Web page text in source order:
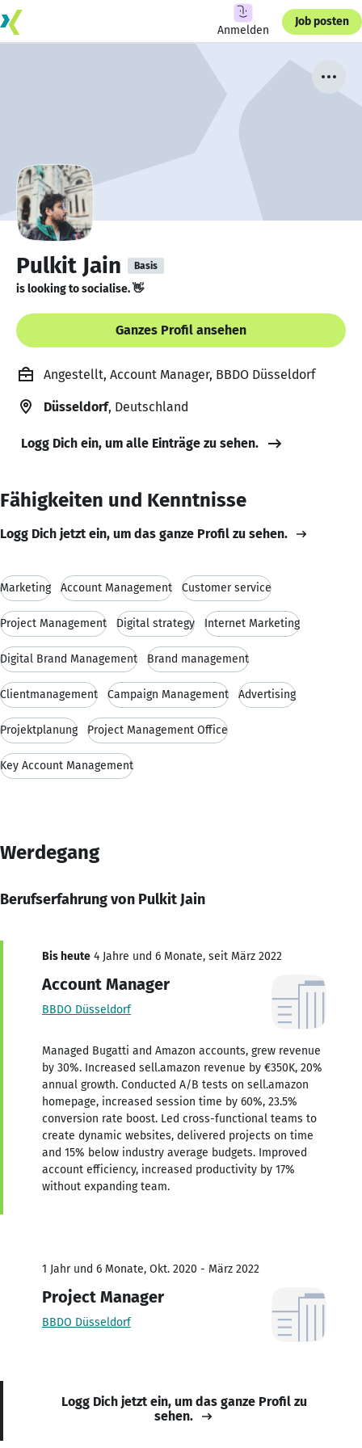
Anmelden
Job posten
Pulkit Jain Basis
is looking to socialise. 👋
Ganzes Profil ansehen
Angestellt, Account Manager, BBDO Düsseldorf
Düsseldorf, Deutschland
Logg Dich ein, um alle Einträge zu sehen.
Fähigkeiten und Kenntnisse
Logg Dich jetzt ein, um das ganze Profil zu sehen.
Marketing Account Management Customer service
Project Management Digital strategy Internet Marketing
Digital Brand Management Brand management
Clientmanagement Campaign Management Advertising
Projektplanung Project Management Office
Key Account Management
Werdegang
Berufserfahrung von Pulkit Jain
Bis heute 4 Jahre und 6 Monate, seit März 2022
Account Manager
BBDO Düsseldorf
Managed Bugatti and Amazon accounts, grew revenue
by 30%. Increased sell.amazon revenue by €350K, 20%
annual growth. Conducted A/B tests on sell.amazon
homepage, increased session time by 60%, 23.5%
conversion rate boost. Led cross-functional teams to
create dynamic websites, delivered projects on time
and 15% below industry average budgets. Improved
account efficiency, increased productivity by 17%
without expanding team.
1 Jahr und 6 Monate, Okt. 2020 - März 2022
Project Manager
BBDO Düsseldorf
Logg Dich jetzt ein, um das ganze Profil zu
sehen.